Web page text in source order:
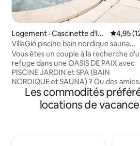
Logement · Cascinette d'Ivr
ea
Note
4,95
VillaGió piscine bain nordique sauna
usage exclusif
Vous êtes un couple à la recherche
refuge dans une OASIS DE PAIX avec
PISCINE JARDIN et SPA (BAIN
NORDIQUE et SAUNA) ? Ou des amies
pour un WEEK-END différent ? Ou
un ANNIVERSAIRE? Ou pour un
ANNIVERSAIRE? Ou pour un WEEK-
Les commodités
locations de